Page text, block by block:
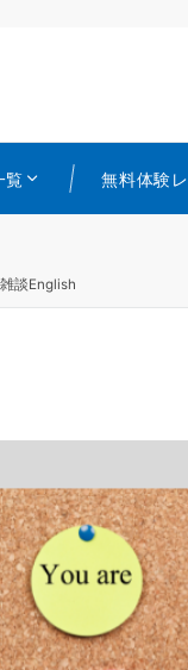
覧 無料体験
談English